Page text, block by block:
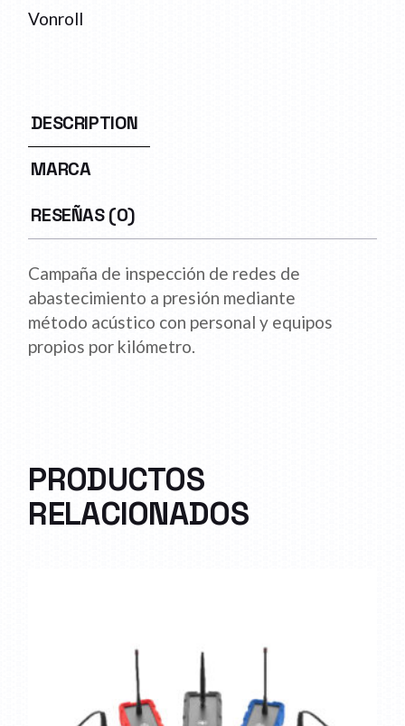
Vonroll
DESCRIPTION
MARCA
RESEÑAS (0)
Campaña de inspección de redes de
abastecimiento a presión mediante
método acústico con personal y equipos
propios por kilómetro.
PRODUCTOS
RELACIONADOS